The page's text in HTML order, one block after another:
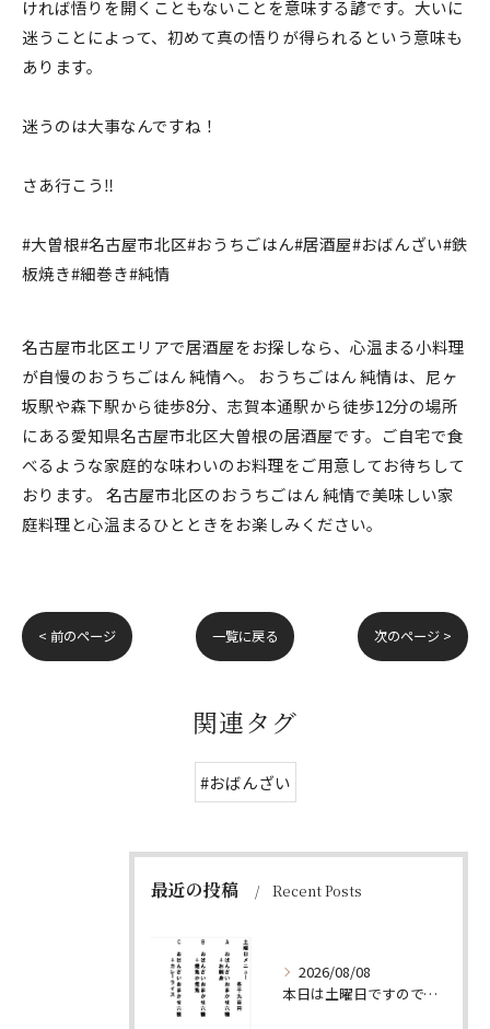
ければ悟りを開くこともないことを意味する諺です。大いに
迷うことによって、初めて真の悟りが得られるという意味も
あります。
迷うのは大事なんですね！
さあ行こう‼️
#大曽根#名古屋市北区#おうちごはん#居酒屋#おばんざい#鉄
板焼き#細巻き#純情
名古屋市北区エリアで居酒屋をお探しなら、心温まる小料理
が自慢のおうちごはん 純情へ。 おうちごはん 純情は、尼ヶ
坂駅や森下駅から徒歩8分、志賀本通駅から徒歩12分の場所
にある愛知県名古屋市北区大曽根の居酒屋です。ご自宅で食
べるような家庭的な味わいのお料理をご用意してお待ちして
おります。 名古屋市北区のおうちごはん 純情で美味しい家
庭料理と心温まるひとときをお楽しみください。
< 前のページ 一覧に戻る 次のページ >
関連タグ
#おばんざい
最近の投稿 Recent Posts
2026/08/08
本日は土曜日ですので、たくさん食べていってちょーよ‼️